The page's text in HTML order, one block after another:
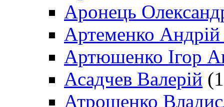
Аронець
Артеменко Андрій
Артюшенко Ігор
Асадчев Валерій
Атрошенко